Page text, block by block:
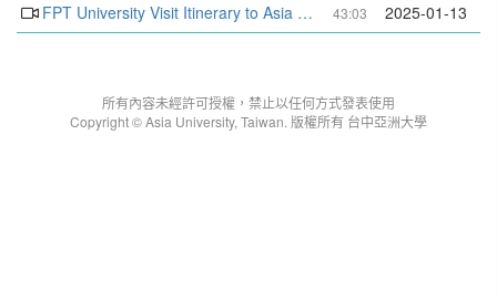
43:03
FPT University Visit Itinerary to Asia University 2025-01-13
所有內容未經許可授權，禁止以任何方式發表使用
Copyright © Asia University, Taiwan. 版權所有 台中亞洲大學